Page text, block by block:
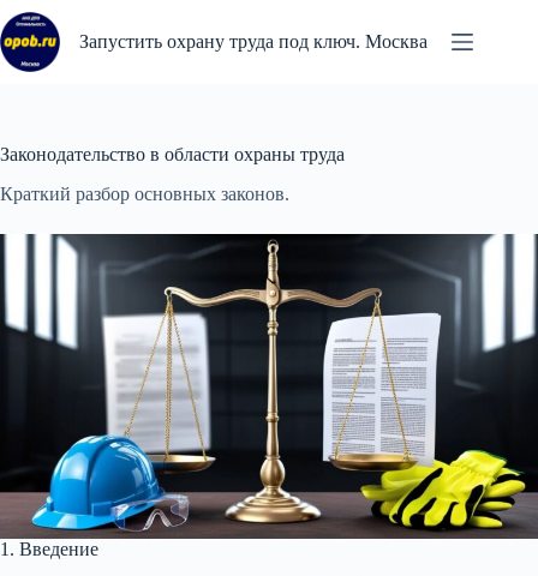
Перейти
к
сути
Запустить охрану труда под ключ. Москва
Законодательство в области охраны труда
Краткий разбор основных законов.
1. Введение